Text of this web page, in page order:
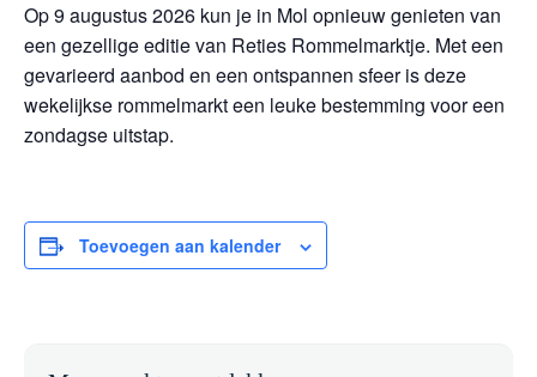
Op 9 augustus 2026 kun je in Mol opnieuw genieten van
een gezellige editie van Reties Rommelmarktje. Met een
gevarieerd aanbod en een ontspannen sfeer is deze
wekelijkse rommelmarkt een leuke bestemming voor een
zondagse uitstap.
Toevoegen aan kalender